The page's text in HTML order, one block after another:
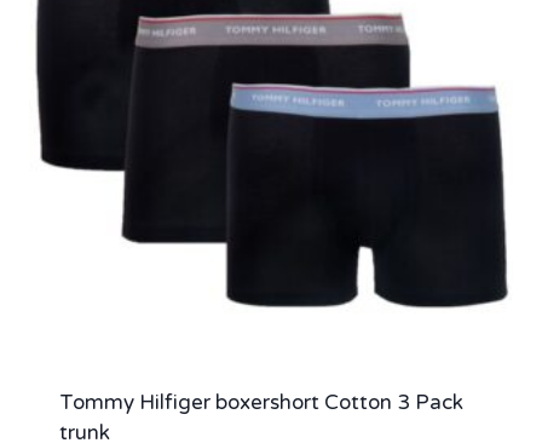
Tommy Hilfiger boxershort Cotton 3 Pack
trunk